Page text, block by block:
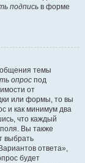
подпись в форме
темы
опрос под
от
или формы, то вы
и как минимум два
что каждый
Вы также
выбрать
ответа»,
будет